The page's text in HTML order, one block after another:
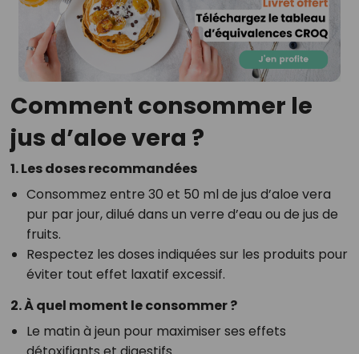
Comment consommer le
jus d’aloe vera ?
1. Les doses recommandées
Consommez entre 30 et 50 ml de jus d’aloe vera
pur par jour, dilué dans un verre d’eau ou de jus de
fruits.
Respectez les doses indiquées sur les produits pour
éviter tout effet laxatif excessif.
2. À quel moment le consommer ?
Le matin à jeun pour maximiser ses effets